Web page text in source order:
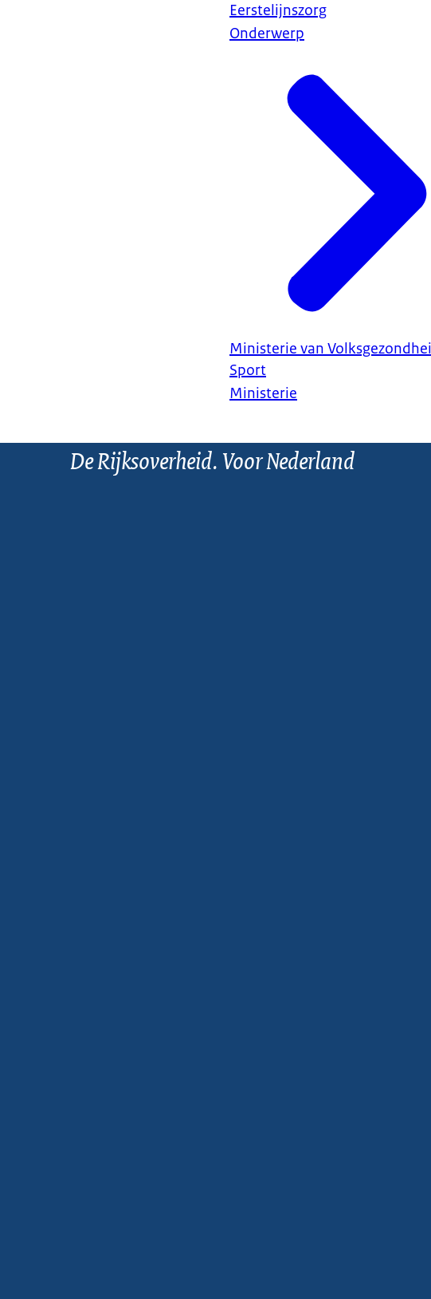
Eerstelijnszorg
Onderwerp
Ministerie van
Sport
Ministerie
De Rijksoverheid. Voor Nederland